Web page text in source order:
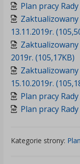
Plan pracy
Zaktualizowany
13.11.2019r.
Zaktualizowany
2019r. (105,17KB)
Zaktualizowany
15.10.2019r.
Plan pracy
Plan pracy
Kategorie strony: